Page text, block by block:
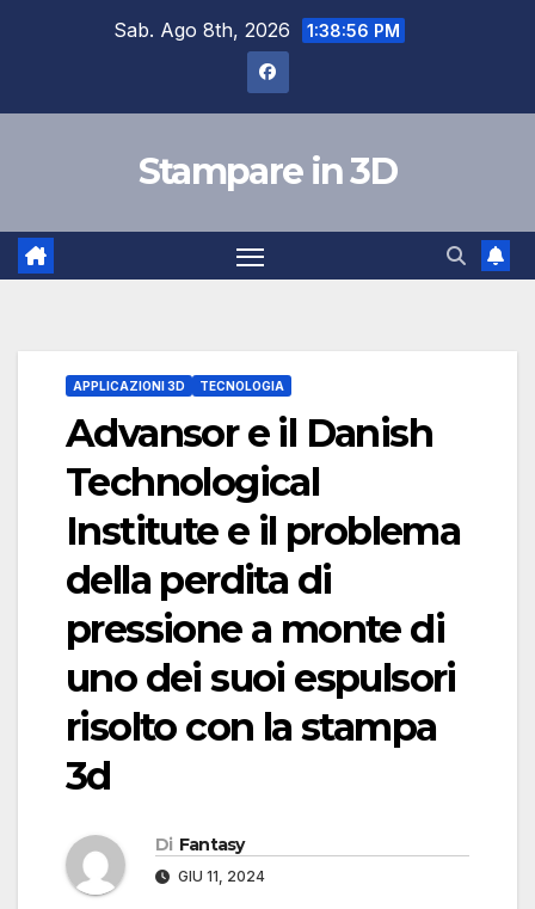
Sab. Ago 8th, 2026 1:38:57 PM
Stampare in 3D
APPLICAZIONI 3D TECNOLOGIA
Advansor e il Danish
Technological
Institute e il problema
della perdita di
pressione a monte di
uno dei suoi espulsori
risolto con la stampa
3d
Di Fantasy
GIU 11, 2024